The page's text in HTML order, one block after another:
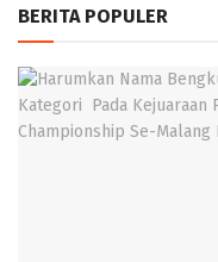
BERITA POPULER